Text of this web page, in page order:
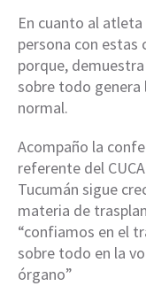
En cuanto al
persona con estas
porque,
sobre todo genera
normal.
Acompaño la
referente del
Tucumán sigue
materia de
“confiamos en el
sobre todo en la
órgano”